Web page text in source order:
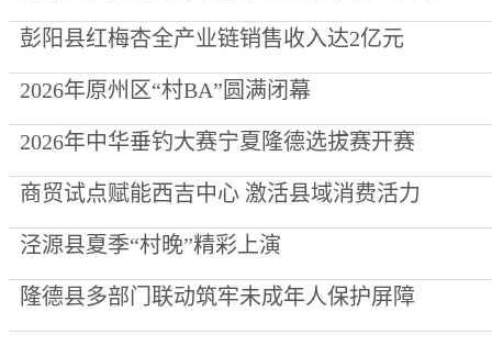
彭阳县红梅杏全产业链销售收入达2亿元
2026年原州区“村BA”圆满闭幕
2026年中华垂钓大赛宁夏隆德选拔赛开赛
商贸试点赋能西吉中心 激活县域消费活力
泾源县夏季“村晚”精彩上演
隆德县多部门联动筑牢未成年人保护屏障